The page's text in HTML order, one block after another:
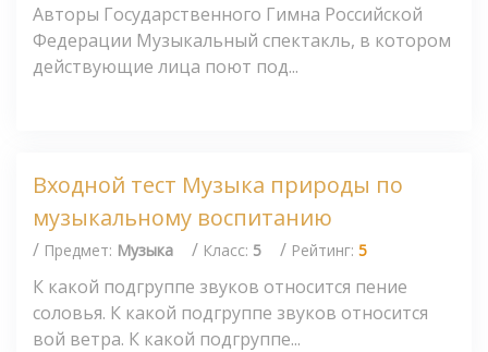
Авторы Государственного Гимна Российской
Федерации Музыкальный спектакль, в котором
действующие лица поют под...
Входной тест Музыка природы по
музыкальному воспитанию
/ Предмет: Музыка / Класс: 5 / Рейтинг: 5
К какой подгруппе звуков относится пение
соловья. К какой подгруппе звуков относится
вой ветра. К какой подгруппе...